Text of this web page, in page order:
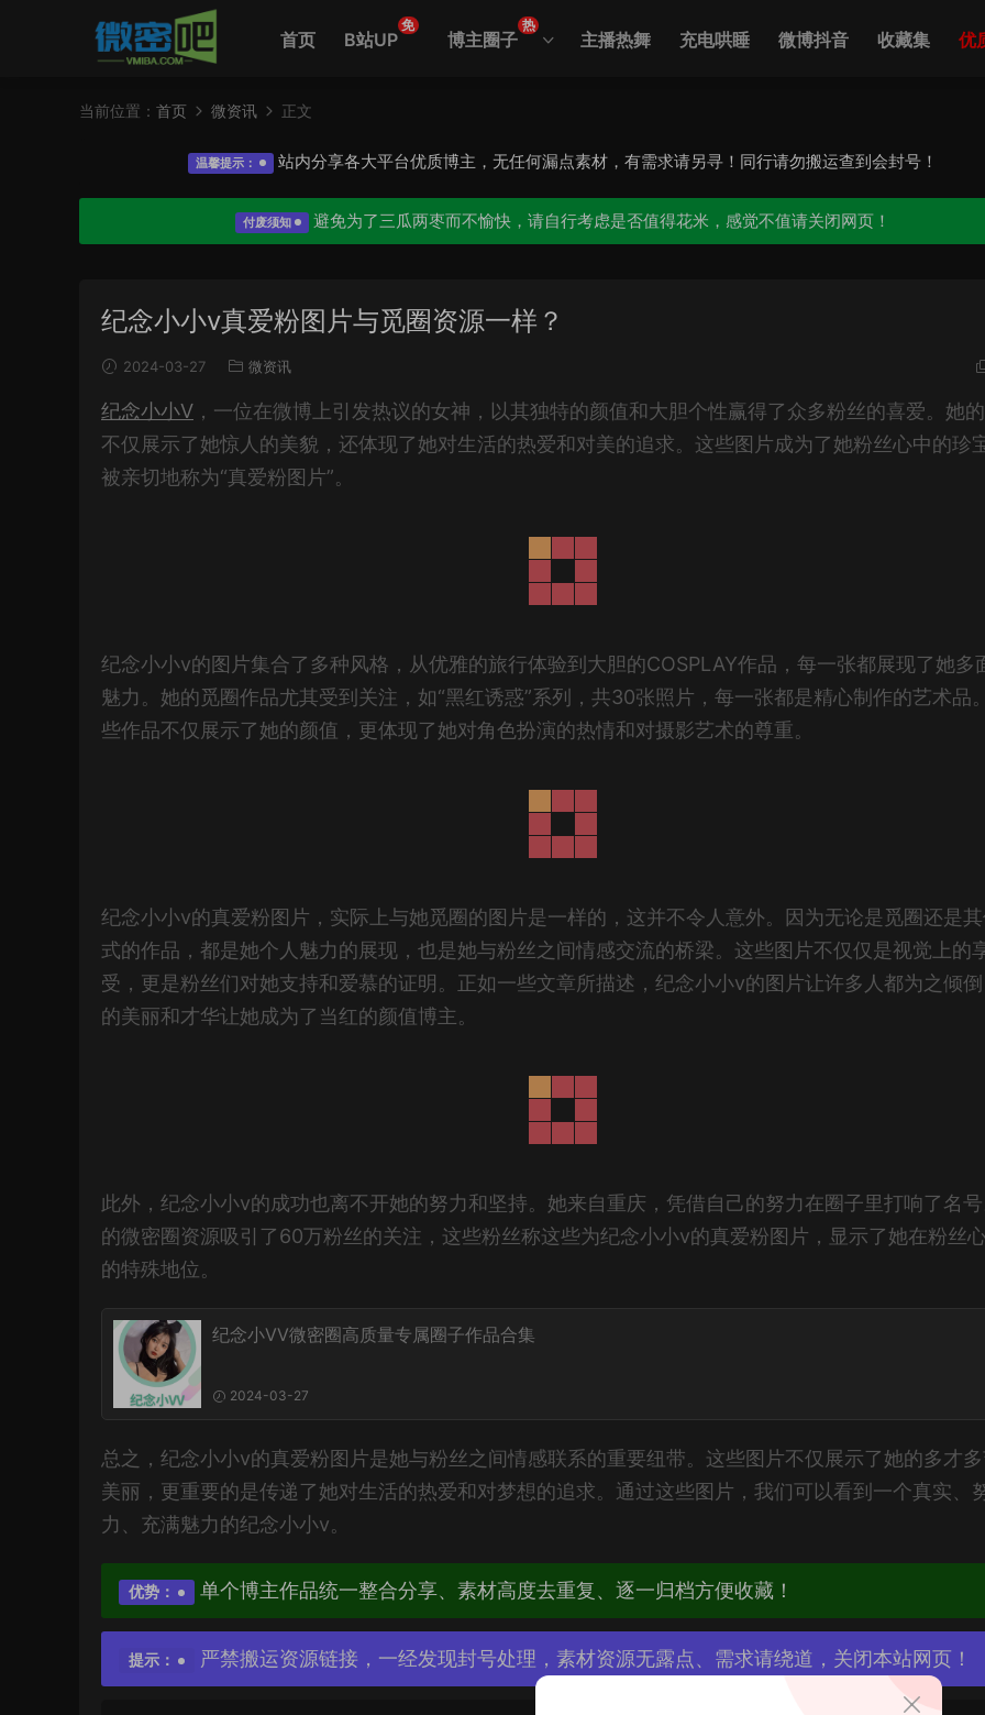
首页 B站UP
免
博主圈子
热
主播热舞 充电哄睡 微博抖音 收藏集 优
当前位置： 首页 微资讯 正文
温馨提示： 站内分享各大平台优质博主，无任何漏点素材，有需求请另寻！同行请勿搬运查到会封号！
付废须知 避免为了三瓜两枣而不愉快，请自行考虑是否值得花米，感觉不值请关闭网页！
纪念小小v真爱粉图片与觅圈资源一样？
2024-03-27 微资讯
纪念小小V ，一位在微博上引发热议的女神，以其独特的颜值和大胆个性赢得了众多粉丝的喜爱。她
不仅展示了她惊人的美貌，还体现了她对生活的热爱和对美的追求。这些图片成为了她粉丝心中的珍
被亲切地称为“真爱粉图片”。
纪念小小v的图片集合了多种风格，从优雅的旅行体验到大胆的COSPLAY作品，每一张都展现了她多
魅力。她的觅圈作品尤其受到关注，如“黑红诱惑”系列，共30张照片，每一张都是精心制作的艺术品
些作品不仅展示了她的颜值，更体现了她对角色扮演的热情和对摄影艺术的尊重。
纪念小小v的真爱粉图片，实际上与她觅圈的图片是一样的，这并不令人意外。因为无论是觅圈还是
式的作品，都是她个人魅力的展现，也是她与粉丝之间情感交流的桥梁。这些图片不仅仅是视觉上的
受，更是粉丝们对她支持和爱慕的证明。正如一些文章所描述，纪念小小v的图片让许多人都为之倾
的美丽和才华让她成为了当红的颜值博主。
此外，纪念小小v的成功也离不开她的努力和坚持。她来自重庆，凭借自己的努力在圈子里打响了名
的微密圈资源吸引了60万粉丝的关注，这些粉丝称这些为纪念小小v的真爱粉图片，显示了她在粉丝
的特殊地位。
纪念小VV微密圈高质量专属圈子作品合集
2024-03-27
总之，纪念小小v的真爱粉图片是她与粉丝之间情感联系的重要纽带。这些图片不仅展示了她的多才
美丽，更重要的是传递了她对生活的热爱和对梦想的追求。通过这些图片，我们可以看到一个真实、
力、充满魅力的纪念小小v。
优势： 单个博主作品统一整合分享、素材高度去重复、逐一归档方便收藏！
提示： 严禁搬运资源链接，一经发现封号处理，素材资源无露点、需求请绕道，关闭本站网页！